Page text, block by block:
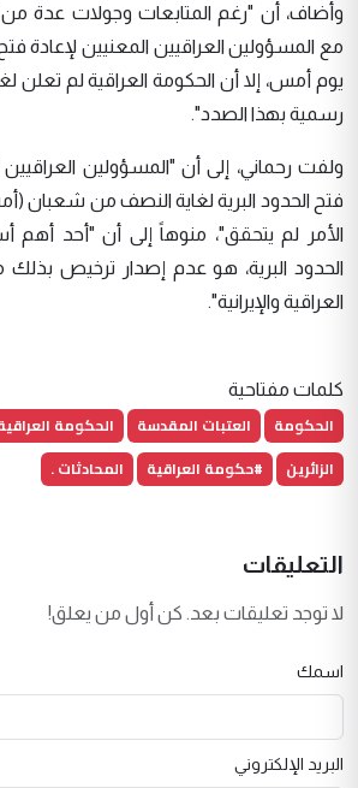
وأضاف، أن "رغم المتابعات وجولات عدة من
مع المسؤولين العراقيين المعنيين لإعادة
يوم أمس، إلا أن الحكومة العراقية لم تعلن
رسمية بهذا الصدد".
ولفت رحماني، إلى أن "المسؤولين العراقيين
فتح الحدود البرية لغاية النصف من شعبان
الأمر لم يتحقق"، منوهاً إلى أن "أحد أهم
الحدود البرية، هو عدم إصدار ترخيص
العراقية والإيرانية".
كلمات مفتاحية
الحكومة العتبات المقدسة الحكومة
الزائرين
#حكومة العراقية المحادثات .
التعليقات
لا توجد تعليقات بعد. كن أول من يعلق!
اسمك
البريد الإلكتروني